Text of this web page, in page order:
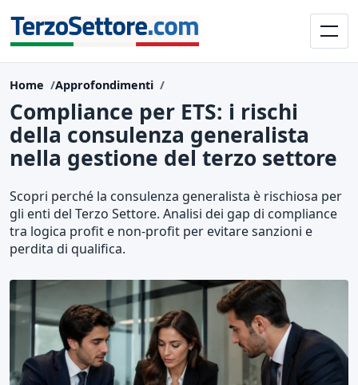
Home Approfondimenti
Compliance per ETS: i rischi
della consulenza generalista
nella gestione del terzo settore
Scopri perché la consulenza generalista è rischiosa per
gli enti del Terzo Settore. Analisi dei gap di compliance
tra logica profit e non-profit per evitare sanzioni e
perdita di qualifica.